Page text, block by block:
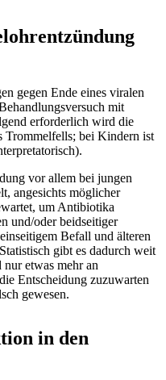
gegen Ende eines viralen
mit
erforderlich wird die
Trommelfells; bei Kindern ist
vor allem bei jungen
angesichts möglicher
um Antibiotika
und/oder beidseitiger
Befall und älteren
gibt es dadurch weit
etwas mehr an
Entscheidung zuzuwarten
gewesen.
in den